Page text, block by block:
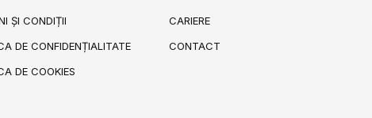
ȘI CONDIȚII
DE CONFIDENȚIALITATE
DE COOKIES
CARIERE
CONTACT